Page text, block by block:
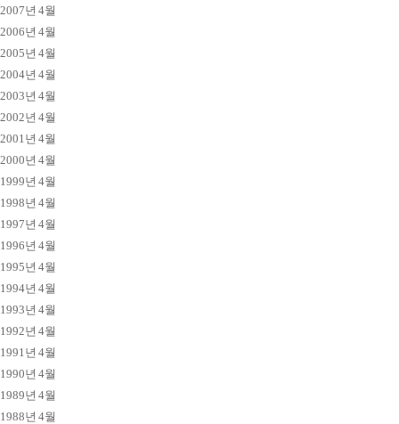
2007년 4월
2006년 4월
2005년 4월
2004년 4월
2003년 4월
2002년 4월
2001년 4월
2000년 4월
1999년 4월
1998년 4월
1997년 4월
1996년 4월
1995년 4월
1994년 4월
1993년 4월
1992년 4월
1991년 4월
1990년 4월
1989년 4월
1988년 4월